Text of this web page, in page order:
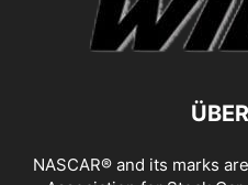
NASCAR® and its marks